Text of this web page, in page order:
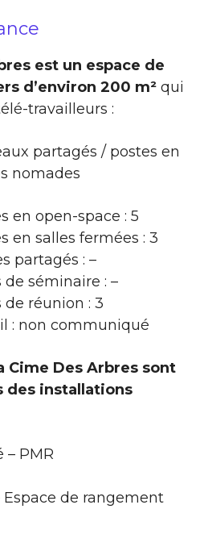
est un espace de
d’environ 200 m² qui
travailleurs :
partagés / postes en
nomades
en open-space : 5
en salles fermées : 3
partagés : –
séminaire : –
de réunion : 3
: non communiqué
Cime Des Arbres sont
des installations
– PMR
Espace de rangement